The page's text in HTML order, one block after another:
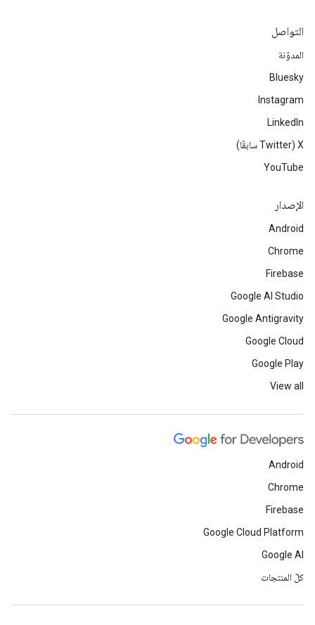
التواصل
المدوّنة
Bluesky
Instagram
LinkedIn
‫X ‏(Twitter سابقًا)
YouTube
الإصدار
Android
Chrome
Firebase
Google AI Studio
Google Antigravity
Google Cloud
Google Play
View all
Android
Chrome
Firebase
Google Cloud Platform
Google AI
كلّ المنتجات